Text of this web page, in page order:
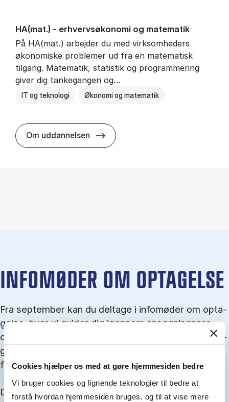
Cookies hjælper os med at gøre hjemmesiden bedre
Vi bruger cookies og lignende teknologier til bedre at
forstå hvordan hjemmesiden bruges, og til at vise mere
HA(mat.) - erhvervs­økonomi og ma­te­ma­tik
På HA(mat.) arbejder du med virksomheders
økonomiske problemer ud fra en matematisk
tilgang. Matematik, statistik og programmering
giver dig tankegangen og…
IT og teknologi Økonomi og matematik
Om uddannelsen HA(mat.) - erhvervs­økonomi og
IN­FO­MØ­DER OM OP­TA­GEL­SE
Fra september kan du del­tage i in­fo­mø­der om op­ta­
gel­se, hvor vi gu­i­der dig igen­nem an­søg­nings­pro­
ces­sen, og for­tæl­ler om kvo­te 1 og 2, sprog- og ad­
gangs­krav, og hvordan du forbedrer dine chancer
for at blive optaget.
Du kan finde alle events her i slutningen af august.